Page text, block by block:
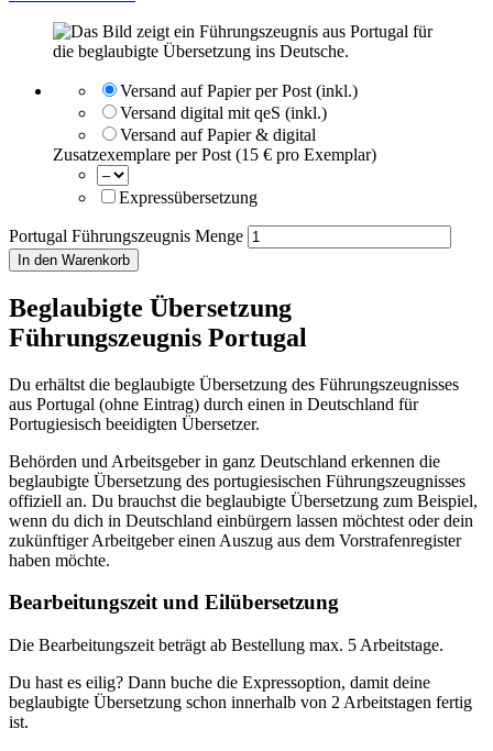
Versand auf Papier per Post (inkl.)
Versand digital mit qeS (inkl.)
Versand auf Papier & digital
Zusatzexemplare per Post (15 € pro Exemplar)
Expressübersetzung
Portugal Führungszeugnis Menge
In den Warenkorb
Beglaubigte Übersetzung
Führungszeugnis Portugal
Du erhältst die beglaubigte Übersetzung des Führungszeugnisses
aus Portugal (ohne Eintrag) durch einen in Deutschland für
Portugiesisch beeidigten Übersetzer.
Behörden und Arbeitsgeber in ganz Deutschland erkennen die
beglaubigte Übersetzung des portugiesischen Führungszeugnisses
offiziell an. Du brauchst die beglaubigte Übersetzung zum Beispiel,
wenn du dich in Deutschland einbürgern lassen möchtest oder dein
zukünftiger Arbeitgeber einen Auszug aus dem Vorstrafenregister
haben möchte.
Bearbeitungszeit und Eilübersetzung
Die Bearbeitungszeit beträgt ab Bestellung max. 5 Arbeitstage.
Du hast es eilig? Dann buche die Expressoption, damit deine
beglaubigte Übersetzung schon innerhalb von 2 Arbeitstagen fertig
ist.